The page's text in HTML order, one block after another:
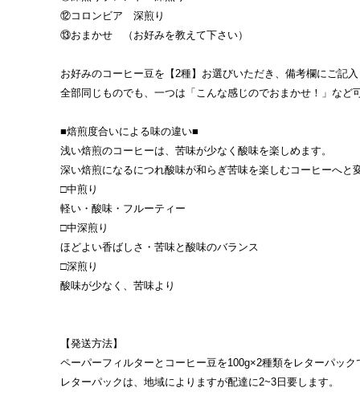
⑫コロンビア 深煎り
⑬おまかせ （お好みを教えて下さい）
お好みのコーヒー豆を【2種】お選びいただき、備考欄にご記
全部同じものでも、一つは「こんな感じのでおまかせ！」など
■焙煎度合いによる味の違い■
浅い焙煎のコーヒーは、苦味が少なく酸味を楽しめます。
深い焙煎になるにつれ酸味が和らぎ苦味を楽しむコーヒーへと
□中煎り
軽い・酸味・フルーティー
□中深煎り
ほどよい香ばしさ・苦味と酸味のバランス
□深煎り
酸味が少なく、苦味より
【発送方法】
ペーパーフィルターとコーヒー豆を100g×2種類をレターパッ
レターパックは、地域によりますが配達に2~3日要します。